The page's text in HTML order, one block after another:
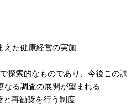
えた健康経営の実施
探索的なものであり、今後この調
なる調査の展開が望まれる
再勧奨を行う制度